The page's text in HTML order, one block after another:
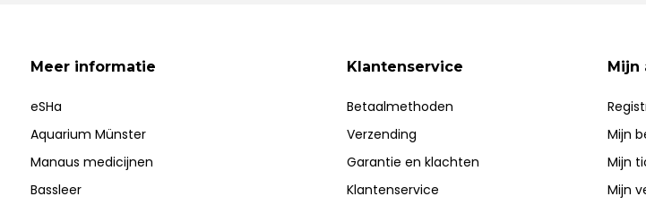
Meer informatie
eSHa
Aquarium Münster
Manaus medicijnen
Bassleer
Klantenservice
Betaalmethoden
Verzending
Garantie en klachten
Klantenservice
Mijn
Mijn
Mijn
Mijn